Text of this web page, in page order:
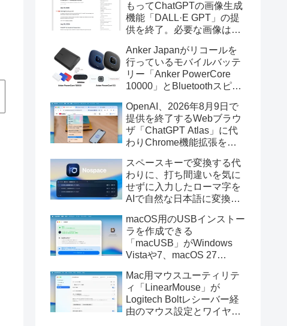
もってChatGPTの画像生成
機能「DALL·E GPT」の提
供を終了。必要な画像は期
Anker Japanがリコールを
行っているモバイルバッテ
リー「Anker PowerCore
10000」とBluetoothスピー
辺を焼損する火災が6月に3
件発生していたそうなので
注意を。
OpenAI、2026年8月9日で
提供を終了するWebブラウ
ザ「ChatGPT Atlas」に代
わりChrome機能拡張をア
画の質問やAsk ChatGPT機
能を追加。
スペースキーで変換する代
わりに、打ち間違いを気に
せずに入力したローマ字を
AIで自然な日本語に変換し
力アプリ「Nospace」がリ
リース。
macOS用のUSBインストー
ラを作成できる
「macUSB」がWindows
Vistaや7、macOS 27
トーラの作成に対応。
Mac用マウスユーティリテ
ィ「LinearMouse」が
Logitech Boltレシーバー経
由のマウス設定とワイヤレ